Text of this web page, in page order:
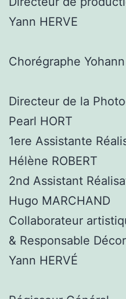
Yann HERVE
Chorégraphe
Directeur de la
Pearl HORT
1ere
Hélène ROBERT
2nd
Hugo MARCHAND
Collaborateur
&
Yann HERVÉ